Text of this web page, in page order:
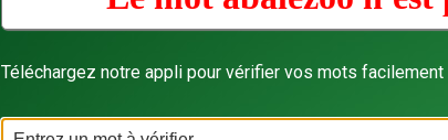
Téléchargez notre appli pour vérifier vos mots facilement